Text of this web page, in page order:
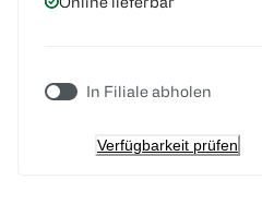
In Filiale abholen
Verfügbarkeit prüfen